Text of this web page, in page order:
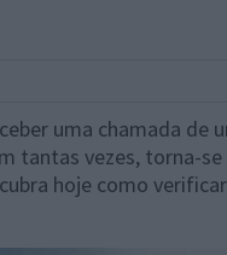
uma chamada de
tantas vezes, torna-
hoje como